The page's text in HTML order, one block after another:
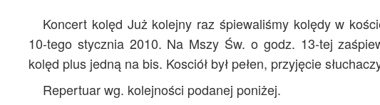
Koncert kolęd Już kolejny raz śpiewaliśmy kolędy w
10-tego stycznia 2010. Na Mszy Św. o godz. 13-tej
kolęd plus jedną na bis. Kosciół był pełen, przyjęcie
Repertuar wg. kolejności podanej poniżej.